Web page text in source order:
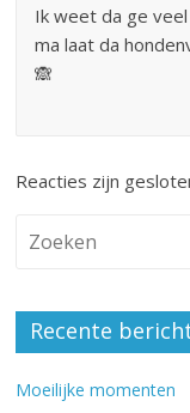
Ik weet da ge
ma laat da
🙈
Reacties zijn
Recente
Moeilijke momenten